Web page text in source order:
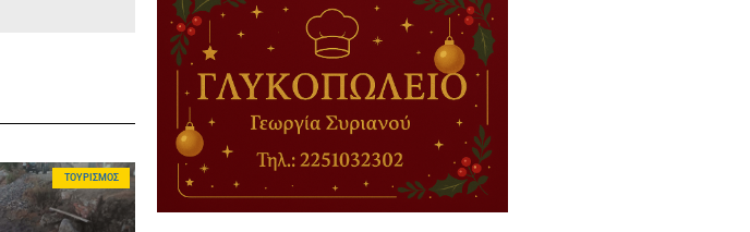
ΤΟΥΡΙΣΜΌΣ